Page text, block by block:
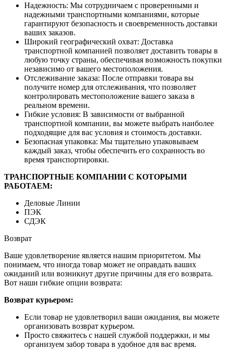
Надежность: Мы сотрудничаем с проверенными и
надежными транспортными компаниями, которые
гарантируют безопасность и своевременность доставки
ваших заказов.
Широкий географический охват: Доставка
транспортной компанией позволяет доставить товары в
любую точку страны, обеспечивая возможность покупки
независимо от вашего местоположения.
Отслеживание заказа: После отправки товара вы
получите номер для отслеживания, что позволяет
контролировать местоположение вашего заказа в
реальном времени.
Гибкие условия: В зависимости от выбранной
транспортной компании, вы можете выбрать наиболее
подходящие для вас условия и стоимость доставки.
Безопасная упаковка: Мы тщательно упаковываем
каждый заказ, чтобы обеспечить его сохранность во
время транспортировки.
ТРАНСПОРТНЫЕ КОМПАНИИ С КОТОРЫМИ
РАБОТАЕМ:
Деловые Линии
ПЭК
СДЭК
Возврат
Ваше удовлетворение является нашим приоритетом. Мы
понимаем, что иногда товар может не оправдать ваших
ожиданий или возникнут другие причины для его возврата.
Вот наши гибкие опции возврата:
Возврат курьером:
Если товар не удовлетворил ваши ожидания, вы можете
организовать возврат курьером.
Просто свяжитесь с нашей службой поддержки, и мы
организуем забор товара в удобное для вас время.